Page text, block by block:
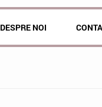
DESPRE NOI